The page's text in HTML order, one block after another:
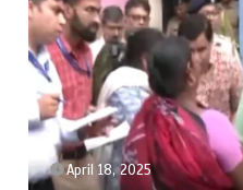
April 18, 2025